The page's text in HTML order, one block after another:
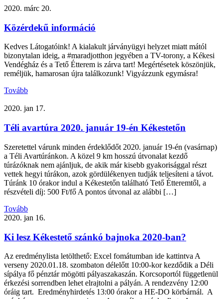
2020. márc 20.
Közérdekű információ
Kedves Látogatóink! A kialakult járványügyi helyzet miatt mától
bizonytalan ideig, a #maradjotthon jegyében a TV-torony, a Kékesi
Vendégház és a Tető Étterem is zárva tart! Megértésetek köszönjük,
reméljük, hamarosan újra találkozunk! Vigyázzunk egymásra!
Tovább
2020. jan 17.
Téli avartúra 2020. január 19-én Kékestetőn
Szeretettel várunk minden érdeklődőt 2020. január 19-én (vasárnap)
a Téli Avartúránkon. A közel 9 km hosszú útvonalat kezdő
túrázóknak nem ajánljuk, de akik már kisebb gyakorisággal részt
vettek hegyi túrákon, azok gördülékenyen tudják teljesíteni a távot.
Túránk 10 órakor indul a Kékestetőn található Tető Étteremtől, a
részvételi díj: 500 Ft/fő A pontos útvonal az alábbi […]
Tovább
2020. jan 16.
Ki lesz Kékestető szánkó bajnoka 2020-ban?
Az eredménylista letölthető: Excel fomátumban ide kattintva A
verseny 2020.01.18. szombaton délelőtt 10:00-kor kezdődik a Déli
sípálya fő pénztár mögötti pályaszakaszán. Korcsoportól függetlenül
érkezési sorrendben lehet elrajtolni a pályán. A rendezvény 12:00
óráig tart. Eredményhirdetés 13:00 órakor a HE-DO körbárnál. A